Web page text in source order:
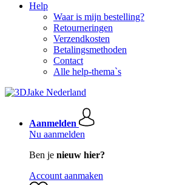
Help
Waar is mijn bestelling?
Retourneringen
Verzendkosten
Betalingsmethoden
Contact
Alle help-thema`s
Aanmelden
Nu aanmelden
Ben je nieuw hier?
Account aanmaken